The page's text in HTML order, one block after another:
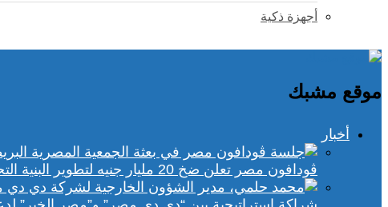
أجهزة ذكية
موقع مشبك
أخبار
ڤودافون مصر تعلن ضخ 20 مليار جنيه لتطوير البنية التحتية الرقمية